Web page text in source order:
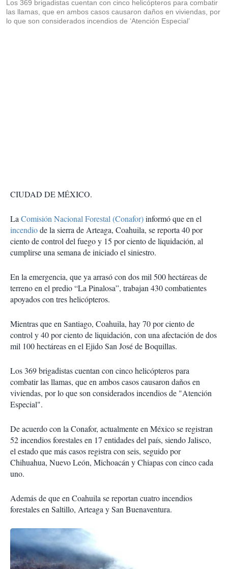
Los 369 brigadistas cuentan con cinco helicópteros para combatir
las llamas, que en ambos casos causaron daños en viviendas, por
lo que son considerados incendios de ‘Atención Especial’
CIUDAD DE MÉXICO.
LaComisión Nacional Forestal (Conafor)informó que en el
incendiode la sierra de Arteaga, Coahuila, se reporta 40 por
ciento de control del fuego y 15 por ciento de liquidación, al
cumplirse una semana de iniciado el siniestro.
En la emergencia, que ya arrasó con dos mil 500 hectáreas de
terreno en el predio “La Pinalosa”, trabajan 430 combatientes
apoyados con tres helicópteros.
Mientras que en Santiago, Coahuila, hay 70 por ciento de
control y 40 por ciento de liquidación, con una afectación de dos
mil 100 hectáreas en el Ejido San José de Boquillas.
Los 369 brigadistas cuentan con cinco helicópteros para
combatir las llamas, que en ambos casos causaron daños en
viviendas, por lo que son considerados incendios de "Atención
Especial".
De acuerdo con la Conafor, actualmente en México se registran
52 incendios forestales en 17 entidades del país, siendo Jalisco,
el estado que más casos registra con seis, seguido por
Chihuahua, Nuevo León, Michoacán y Chiapas con cinco cada
uno.
Además de que en Coahuila se reportan cuatro incendios
forestales en Saltillo, Arteaga y San Buenaventura.